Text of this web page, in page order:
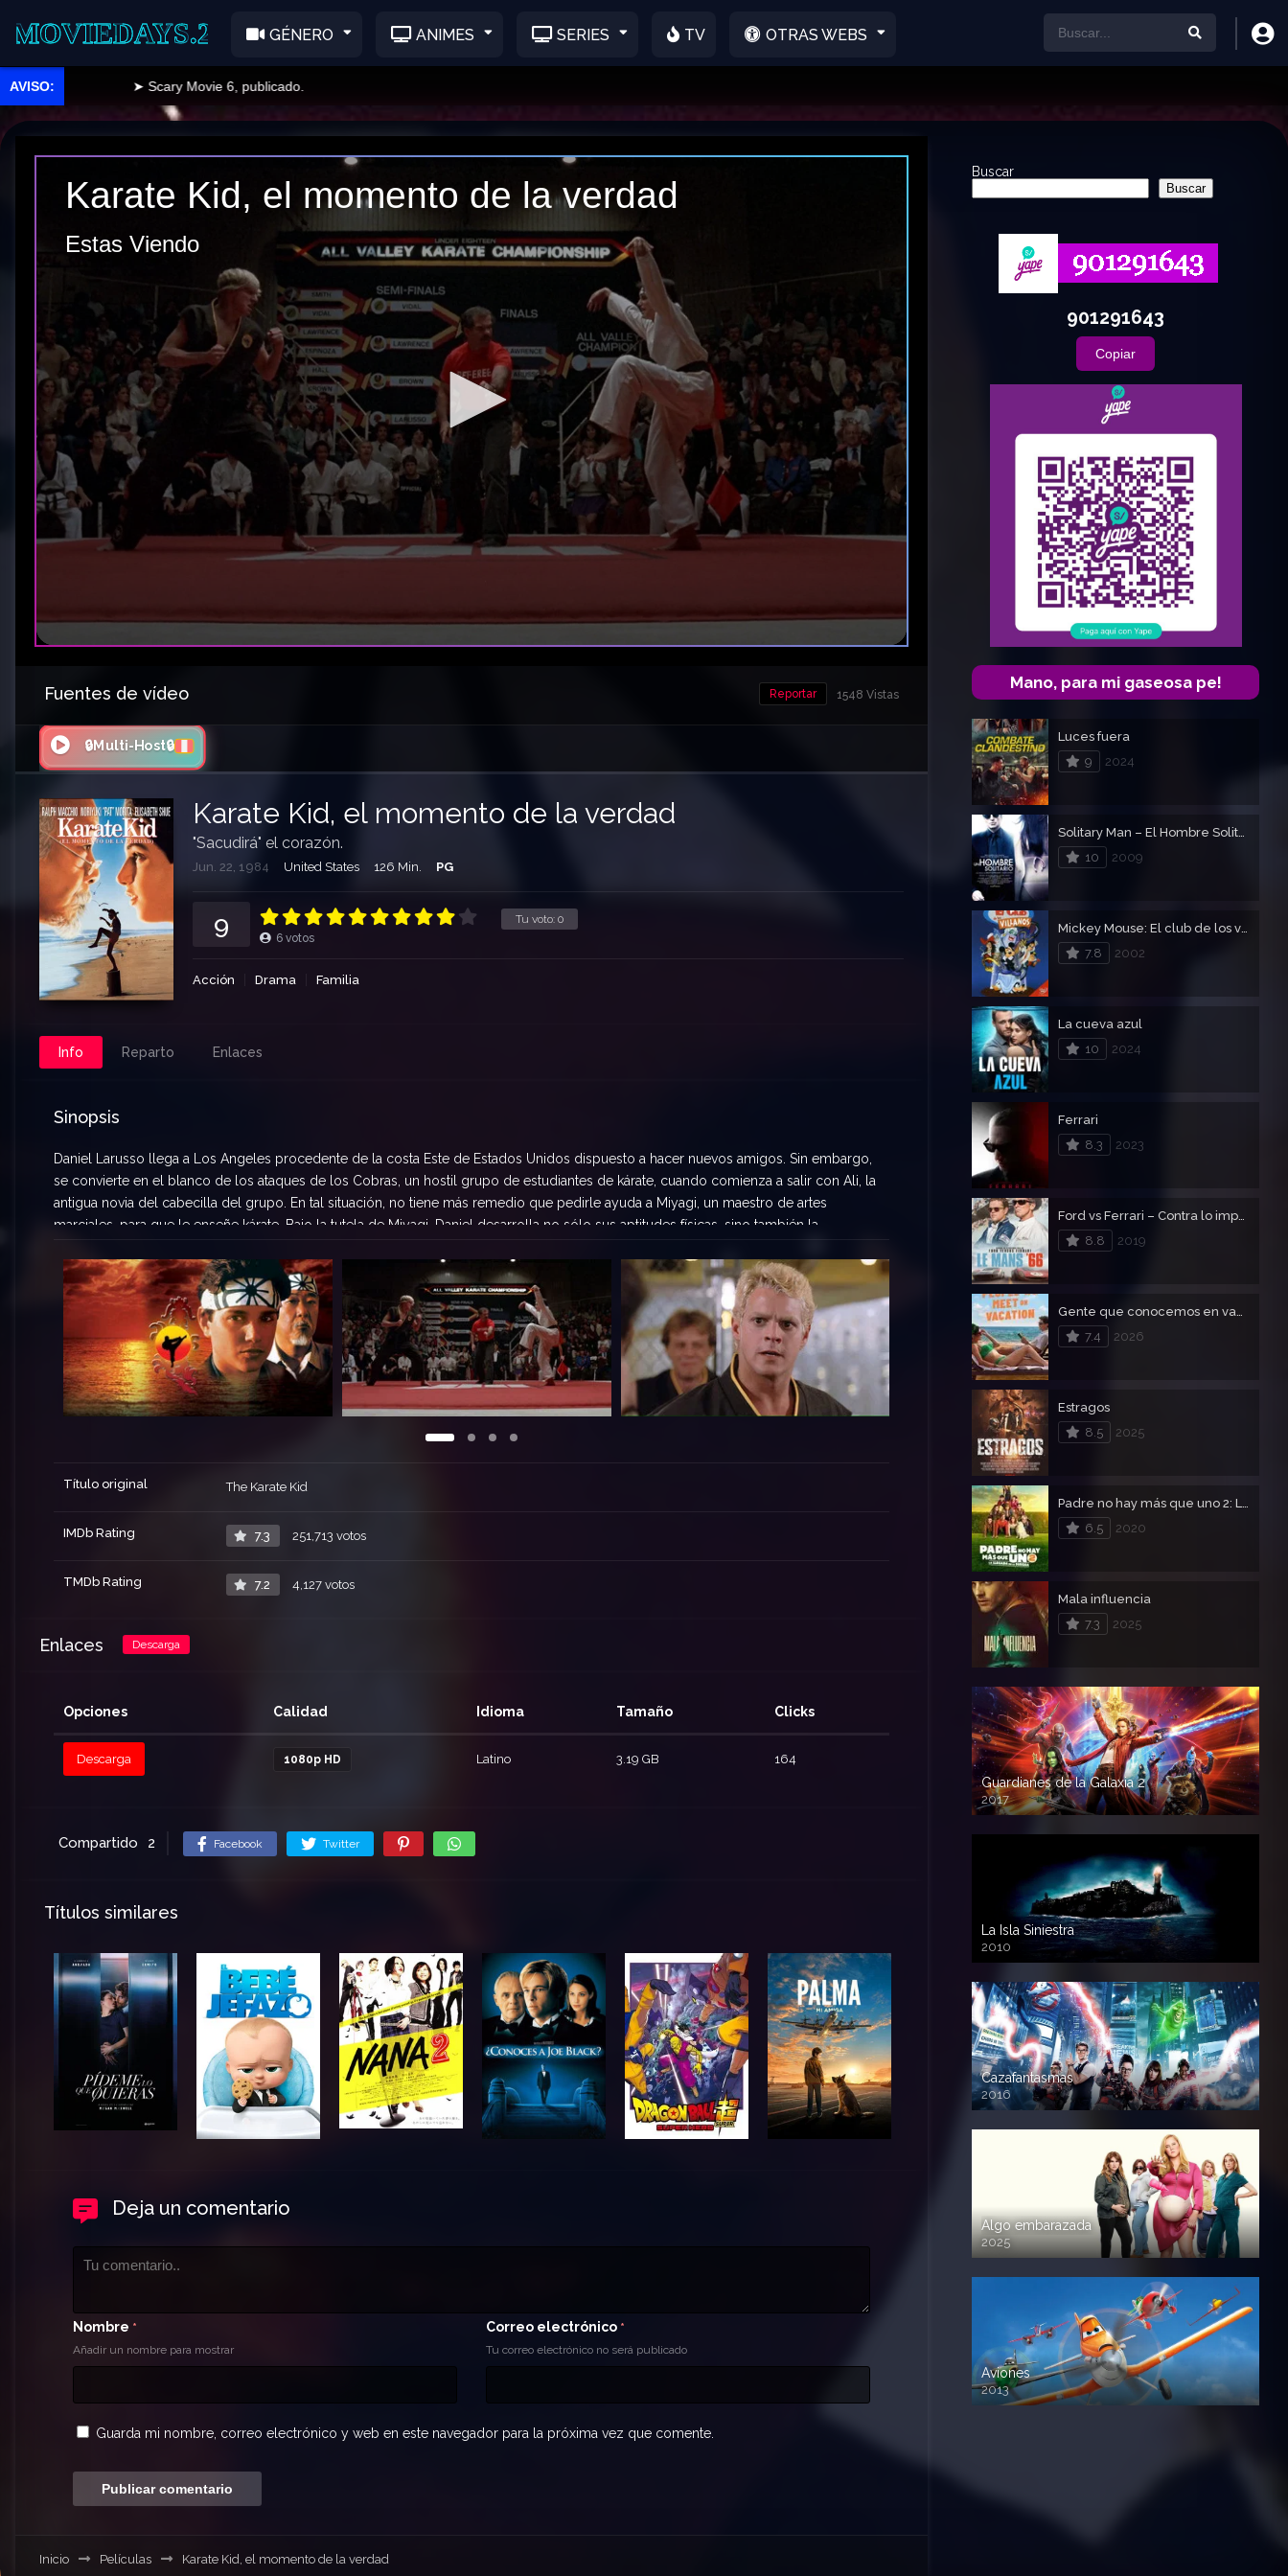
GÉNERO ANIMES SERIES TV OTRAS WEBS
➤ Scary Movie 6, publicado.
Fuentes de vídeo 1548 Vistas
Reportar
🔒Multi-Host🔒
Karate Kid, el momento de la verdad
"Sacudirá" el corazón.
Jun. 22, 1984 United States 126 Min. PG
Tu voto: 0
9 6 votos
Acción Drama Familia
Info Reparto Enlaces
Sinopsis
Daniel Larusso llega a Los Angeles procedente de la costa Este de Estados Unidos dispuesto a hacer nuevos amigos. Sin embargo,
se convierte en el blanco de los ataques de los Cobras, un hostil grupo de estudiantes de kárate, cuando comienza a salir con Ali, la
antigua novia del cabecilla del grupo. En tal situación, no tiene más remedio que pedirle ayuda a Miyagi, un maestro de artes
marciales, para que le enseñe kárate. Bajo la tutela de Miyagi, Daniel desarrolla no sólo sus aptitudes físicas, sino también la
Título original The Karate Kid
IMDb Rating 7.3 251,713 votos
TMDb Rating 7.2 4,127 votos
Enlaces Descarga
Opciones Calidad Idioma Tamaño Clicks
Descarga 1080p HD Latino 3.19 GB 164
Compartido 2 Facebook Twitter
Títulos similares
Deja un comentario
Nombre *
Añadir un nombre para mostrar
Correo electrónico *
Tu correo electrónico no será publicado
Guarda mi nombre, correo electrónico y web en este navegador para la próxima vez que comente.
Inicio Películas Karate Kid, el momento de la verdad
Buscar
Buscar
901291643
Copiar
Mano, para mi gaseosa pe!
Luces fuera
9
2024
10
2009
7.8
2002
La cueva azul
10
2024
Ferrari
8.3
2023
8.8
2019
7.4
2026
Estragos
8.5
2025
6.5
2020
Mala influencia
7.3
2025
Guardianes de la Galaxia 2
2017
720p HD
La Isla Siniestra
2010
720p HD
Cazafantasmas
2016
720p HD
Algo embarazada
2025
720p HD
Aviones
2013
720 HD